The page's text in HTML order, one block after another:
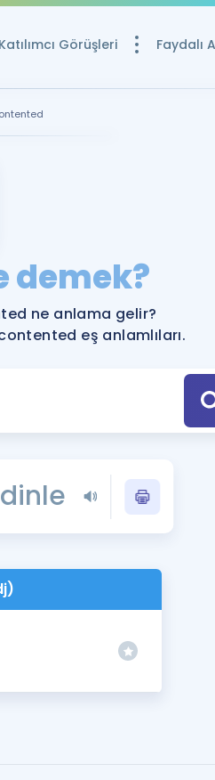
Katılımcı Görüşleri Faydalı
Ücretsiz Kaynaklar
YDS ve YÖKDİL Puan
YDS ve YÖKDİL'e
Tüm ÖSYM Sınavları Tek
Blog
YDS - YÖKDİL Tüm Sınavlarla
İngilizce Gramer
Remzi Hoca ile
demek?
ne anlama gelir?
eş anlamlıları.